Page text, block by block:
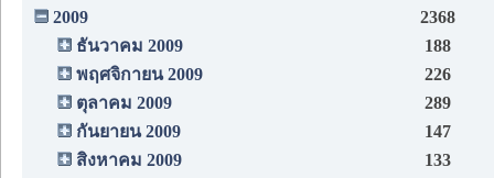
2009
2368
ธันวาคม 2009
188
พฤศจิกายน 2009
226
ตุลาคม 2009
289
กันยายน 2009
147
สิงหาคม 2009
133